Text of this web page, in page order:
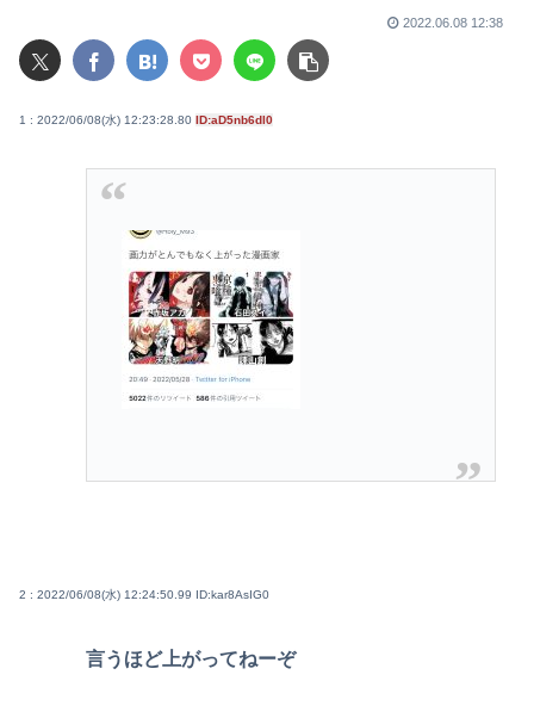
2022.06.08 12:38
1 : 2022/06/08(水) 12:23:28.80 ID:aD5nb6dl0
2 : 2022/06/08(水) 12:24:50.99 ID:kar8AsIG0
言うほど上がってねーぞ